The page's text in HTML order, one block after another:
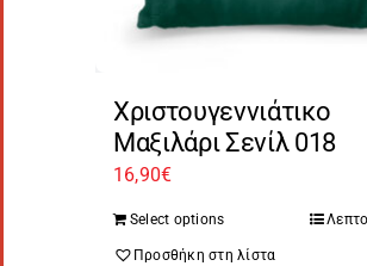
Χριστουγεννιάτικο
Μαξιλάρι Σενίλ 018
16,90€
Select options
Προσθήκη στη λίστα